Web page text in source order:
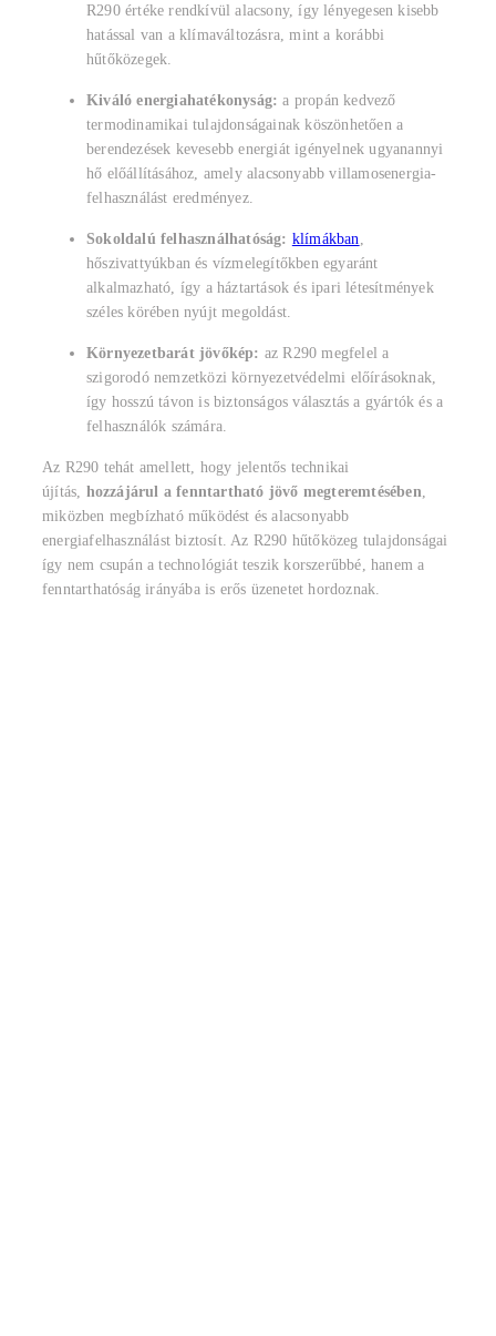
R290 értéke rendkívül alacsony, így lényegesen kisebb
hatással van a klímaváltozásra, mint a korábbi
hűtőközegek.
Kiváló energiahatékonyság: a propán kedvező
termodinamikai tulajdonságainak köszönhetően a
berendezések kevesebb energiát igényelnek ugyanannyi
hő előállításához, amely alacsonyabb villamosenergia-
felhasználást eredményez.
Sokoldalú felhasználhatóság: klímákban,
hőszivattyúkban és vízmelegítőkben egyaránt
alkalmazható, így a háztartások és ipari létesítmények
széles körében nyújt megoldást.
Környezetbarát jövőkép: az R290 megfelel a
szigorodó nemzetközi környezetvédelmi előírásoknak,
így hosszú távon is biztonságos választás a gyártók és a
felhasználók számára.
Az R290 tehát amellett, hogy jelentős technikai
újítás, hozzájárul a fenntartható jövő megteremtésében,
miközben megbízható működést és alacsonyabb
energiafelhasználást biztosít. Az R290 hűtőközeg tulajdonságai
így nem csupán a technológiát teszik korszerűbbé, hanem a
fenntarthatóság irányába is erős üzenetet hordoznak.